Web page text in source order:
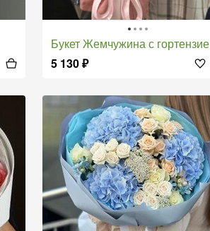
Букет Жемчужина с гортензией и кустовой розой
5 130₽